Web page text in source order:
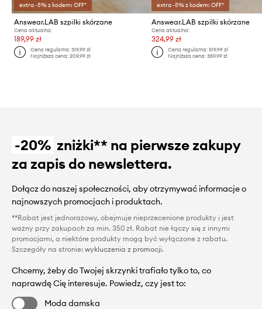
extra -5% z kodem: OFF*
Answear.LAB szpilki skórzane
Cena aktualna:
189,99 zł
Cena regularna:319,99 zł
Najniższa cena:209,99 zł
extra -5% z kodem: OFF*
Answear.LAB szpilki skórzane
Cena aktualna:
324,99 zł
Cena regularna: 519,99 zł
Najniższa cena: 359,99 zł
-20% zniżki** na pierwsze zakupy
za zapis do newslettera.
Dołącz do naszej społeczności, aby otrzymywać informacje o
najnowszych promocjach i produktach.
**Rabat jest jednorazowy, obejmuje nieprzecenione produkty i jest
ważny przy zakupach za min. 350 zł. Rabat nie łączy się z innymi
promocjami, a niektóre produkty mogą być wyłączone z rabatu.
Szczegóły na stronie: wykluczenia z promocji.
Chcemy, żeby do Twojej skrzynki trafiało tylko to, co
naprawdę Cię interesuje. Powiedz, czy jest to:
Moda damska